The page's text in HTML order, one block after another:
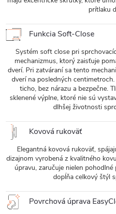
prítlaku
Funkcia Soft-Close
Systém soft close pri
mechanizmus, ktorý zaisťuje
dverí. Pri zatváraní sa tento
dverí na posledných
ticho, bez nárazu a bezpečne.
sklenené výplne, ktoré nie sú
dlhšej životnosti
Kovová rukoväť
Elegantná kovová rukoväť,
dizajnom vyrobená z kvalitného
úpravu, zaručuje nielen
dopĺňa celkový štýl
Povrchová úprava